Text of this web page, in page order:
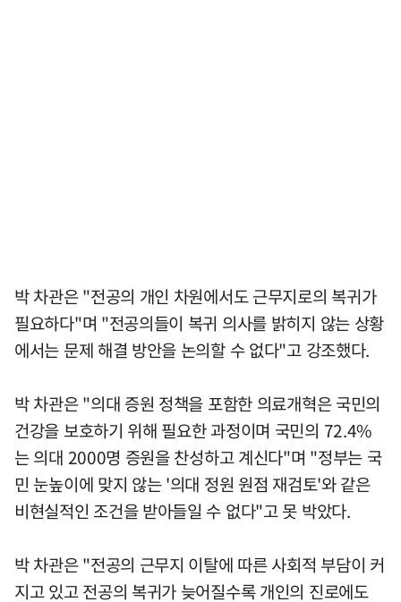
박 차관은 "전공의 개인 차원에서도 근무지로의 복귀가
필요하다"며 "전공의들이 복귀 의사를 밝히지 않는 상황
에서는 문제 해결 방안을 논의할 수 없다"고 강조했다.
박 차관은 "의대 증원 정책을 포함한 의료개혁은 국민의
건강을 보호하기 위해 필요한 과정이며 국민의 72.4%
는 의대 2000명 증원을 찬성하고 계신다"며 "정부는 국
민 눈높이에 맞지 않는 '의대 정원 원점 재검토'와 같은
비현실적인 조건을 받아들일 수 없다"고 못 박았다.
박 차관은 "전공의 근무지 이탈에 따른 사회적 부담이 커
지고 있고 전공의 복귀가 늦어질수록 개인의 진로에도